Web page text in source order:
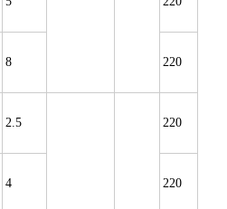
8 220
2.5 220
4 220